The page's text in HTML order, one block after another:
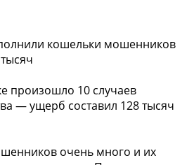
кошельки мошенников
произошло 10 случаев
— ущерб составил 128 тысяч
очень много и их